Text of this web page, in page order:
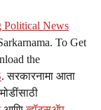
Political News
To Get
the
. सरकारनामा आता